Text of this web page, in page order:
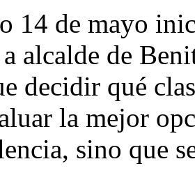
14 de mayo
alcalde de
decidir qué
la mejor
sino que